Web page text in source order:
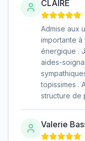
CLAIRE
Admise aux
importante à
énergique .
aides-
topissimes .
structure de
Valerie